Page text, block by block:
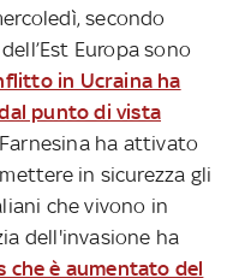
secondo
Europa sono
in Ucraina ha
punto di vista
ha attivato
in sicurezza gli
che vivono in
dell'invasione ha
che è aumentato del